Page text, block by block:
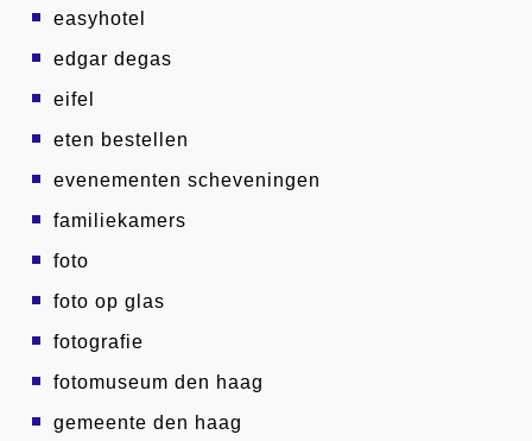
easyhotel
edgar degas
eifel
eten bestellen
evenementen scheveningen
familiekamers
foto
foto op glas
fotografie
fotomuseum den haag
gemeente den haag